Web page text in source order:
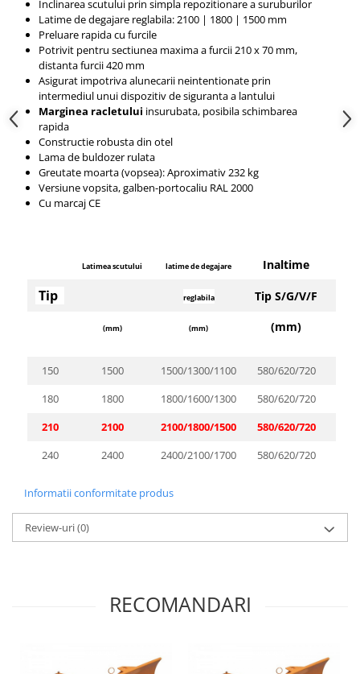
Inclinarea scutului prin simpla repozitionare a suruburilor
Latime de degajare reglabila: 2100 | 1800 | 1500 mm
Preluare rapida cu furcile
Potrivit pentru sectiunea maxima a furcii 210 x 70 mm,
distanta furcii 420 mm
Asigurat impotriva alunecarii neintentionate prin
intermediul unui dispozitiv de siguranta a lantului
Marginea racletului insurubata, posibila schimbarea
rapida
Constructie robusta din otel
Lama de buldozer rulata
Greutate moarta (vopsea): Aproximativ 232 kg
Versiune vopsita, galben-portocaliu RAL 2000
Cu marcaj CE
Latimea scutului latime de degajare Inaltime
Tip reglabila Tip S/G/V/F
(mm) (mm) (mm)
150 1500 1500/1300/1100 580/620/720
180
1800 1800/1600/1300 580/620/720
210
2100 2100/1800/1500 580/620/720
240
2400 2400/2100/1700 580/620/720
Informatii conformitate produs
Review-uri(0)
RECOMANDARI